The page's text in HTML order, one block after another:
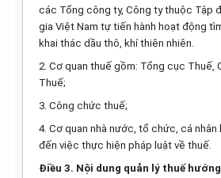
các Tổng công ty, Công ty thuộc Tập
gia Việt Nam tự tiến hành hoạt động
khai thác dầu thô, khí thiên nhiên.
2. Cơ quan thuế gồm: Tổng cục Thuế,
Thuế;
3. Công chức thuế;
4. Cơ quan nhà nước, tổ chức, cá nhân
đến việc thực hiện pháp luật về thuế.
Điều 3. Nội dung quản lý thuế